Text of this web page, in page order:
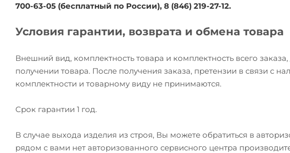
700-63-05 (бесплатный по России), 8 (846) 219-27-12.
Условия гарантии, возврата и обмена товара
Внешний вид, комплектность товара и комплектность всего
получении товара. После получения заказа, претензии в связи с
комплектности и товарному виду не принимаются.
Срок гарантии 1 год.
В случае выхода изделия из строя, Вы можете обратиться в
рядом с вами нет авторизованного сервисного центра